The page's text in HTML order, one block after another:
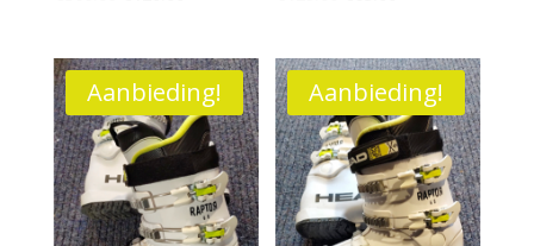
was:
€360.00.
is:
€120.00.
was:
€129.00.
is:
€65.00.
Aanbieding! Aanbieding!